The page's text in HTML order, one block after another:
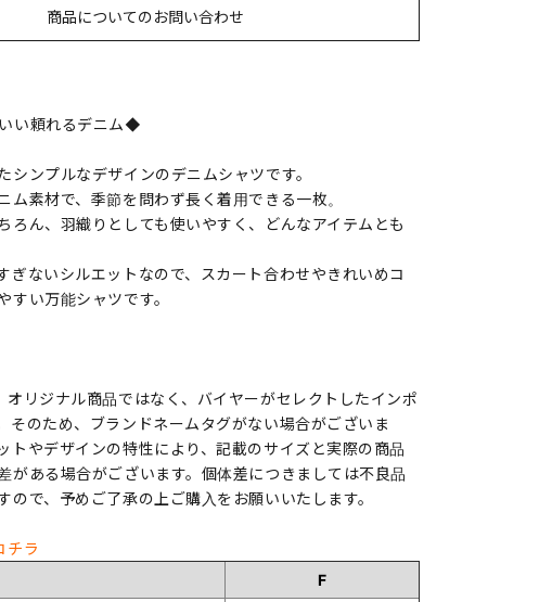
商品についてのお問い合わせ
い頼れるデニム◆
シンプルなデザインのデニムシャツです。
ム素材で、季節を問わず長く着用できる一枚。
ろん、羽織りとしても使いやすく、どんなアイテムとも
ぎないシルエットなので、スカート合わせやきれいめコ
すい万能シャツです。
オリジナル商品ではなく、バイヤーがセレクトしたインポ
そのため、ブランドネームタグがない場合がございま
トやデザインの特性により、記載のサイズと実際の商品
がある場合がございます。個体差につきましては不良品
ので、予めご了承の上ご購入をお願いいたします。
チラ
F